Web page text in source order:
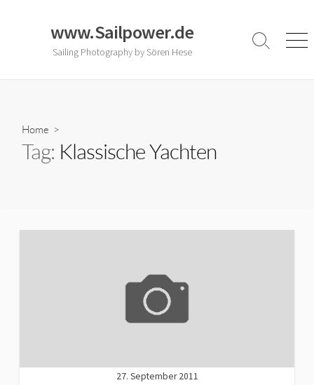
www.Sailpower.de
Sailing Photography by Sören Hese
Search
Home >
Tag: Klassische Yachten
27. September 2011